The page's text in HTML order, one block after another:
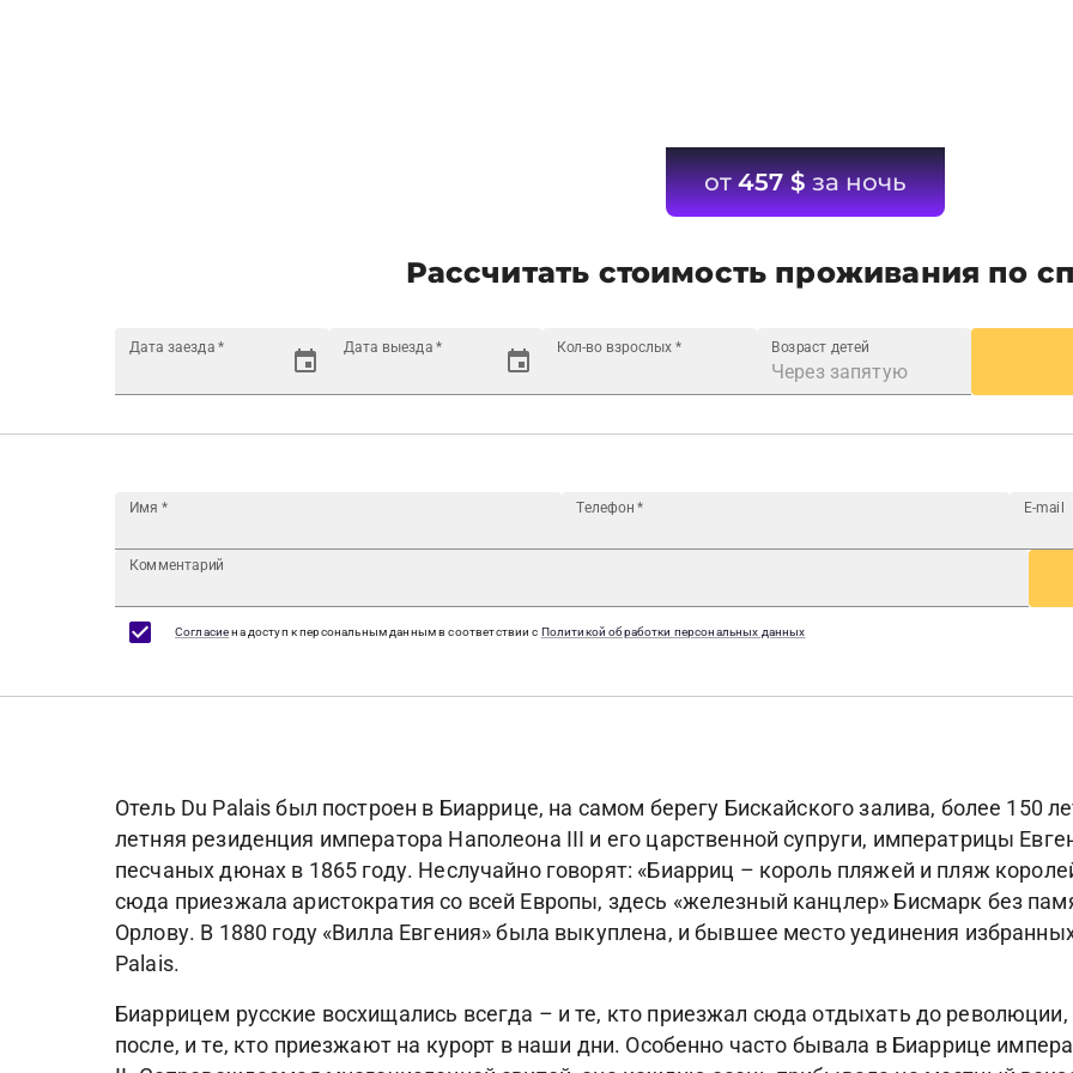
от457 $за ночь
Рассчитать стоимость проживания по
Дата заезда * Дата выезда * Кол-во взрослых * Возраст детей
Имя * Телефон * E-mail
Комментарий
Согласиена доступ к персональным данным в соответствии с Политикой обработки персональных данных
Отель Du Palais был построен в Биаррице, на самом берегу Бискайского залива, более 150
летняя резиденция императора Наполеона III и его царственной супруги, императрицы
песчаных дюнах в 1865 году. Неслучайно говорят: «Биарриц – король пляжей и пляж
сюда приезжала аристократия со всей Европы, здесь «железный канцлер» Бисмарк без
Орлову. В 1880 году «Вилла Евгения» была выкуплена, и бывшее место уединения
Palais.
Биаррицем русские восхищались всегда – и те, кто приезжал сюда отдыхать до
после, и те, кто приезжают на курорт в наши дни. Особенно часто бывала в Биаррице